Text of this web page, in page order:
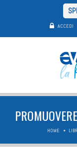
ACCEDI
HOME